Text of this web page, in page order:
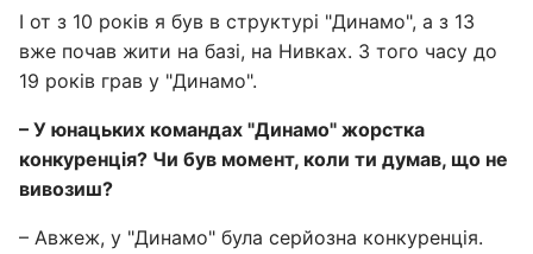
І от з 10 років я був в структурі "Динамо", а з 13
вже почав жити на базі, на Нивках. З того часу до
19 років грав у "Динамо".
– У юнацьких командах "Динамо" жорстка
конкуренція? Чи був момент, коли ти думав, що не
вивозиш?
– Авжеж, у "Динамо" була серйозна конкуренція.